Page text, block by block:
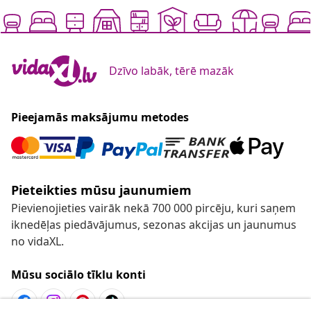
Dzīvo labāk, tērē mazāk
Pieejamās maksājumu metodes
Pieteikties mūsu jaunumiem
Pievienojieties vairāk nekā 700 000 pircēju, kuri saņem
iknedēļas piedāvājumus, sezonas akcijas un jaunumus
no vidaXL.
Mūsu sociālo tīklu konti